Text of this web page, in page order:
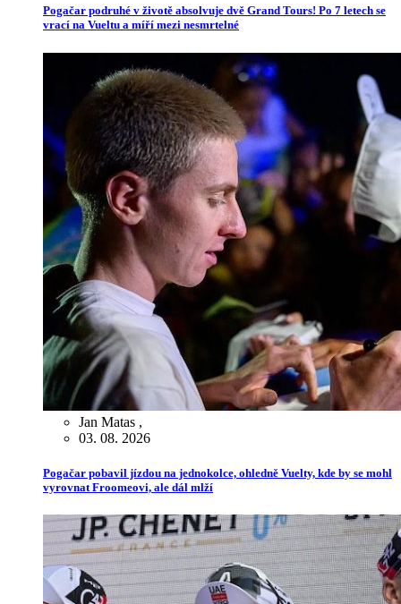
Pogačar podruhé v životě absolvuje dvě Grand Tours! Po 7 letech se
vrací na Vueltu a míří mezi nesmrtelné
Jan Matas ,
03. 08. 2026
Pogačar pobavil jízdou na jednokolce, ohledně Vuelty, kde by se mohl
vyrovnat Froomeovi, ale dál mlží